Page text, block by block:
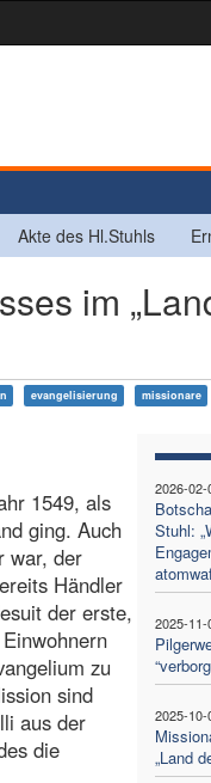
Akte des Hl.Stuhls
im
evangelisierung missionare
2026-02-
Stuhl:
2025-11-
2025-10-
„Land
1549, als
ging. Auch
war, der
Händler
der erste,
zu
sind
aus der
die